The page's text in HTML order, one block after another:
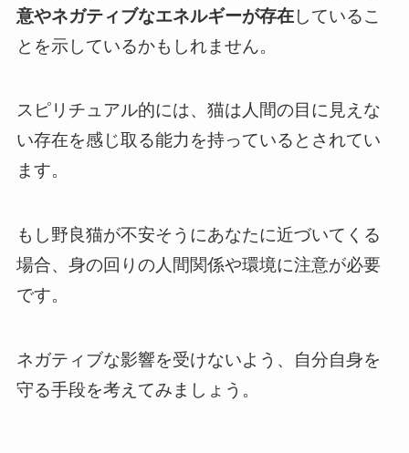
意やネガティブなエネルギーが存在しているこ
とを示しているかもしれません。
スピリチュアル的には、猫は人間の目に見えな
い存在を感じ取る能力を持っているとされてい
ます。
もし野良猫が不安そうにあなたに近づいてくる
場合、身の回りの人間関係や環境に注意が必要
です。
ネガティブな影響を受けないよう、自分自身を
守る手段を考えてみましょう。